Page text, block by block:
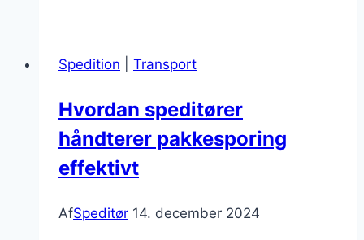
Spedition
Transport
Hvordan speditører
håndterer pakkesporing
effektivt
AfSpeditør 14. december 2024